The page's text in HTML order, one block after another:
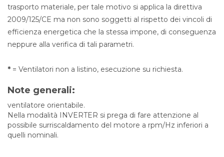
trasporto materiale, per tale motivo si applica la direttiva
2009/125/CE ma non sono soggetti al rispetto dei vincoli di
efficienza energetica che la stessa impone, di conseguenza
neppure alla verifica di tali parametri.
* = Ventilatori non a listino, esecuzione su richiesta.
Note generali:
ventilatore orientabile.
Nella modalità INVERTER si prega di fare attenzione al
possibile surriscaldamento del motore a rpm/Hz inferiori a
quelli nominali.